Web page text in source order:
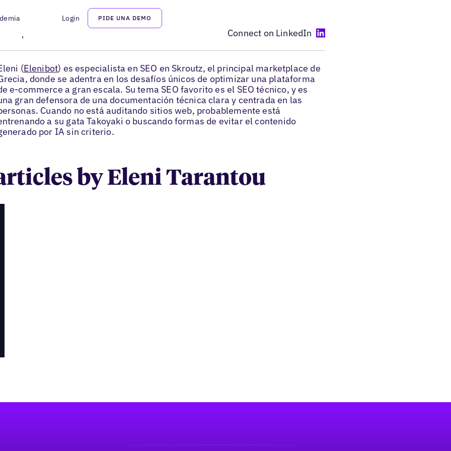
Login PIDE UNA DEMO
Tarantou
Connect on LinkedIn
(Elenibot) es especialista en SEO en Skroutz, el principal marketplace de
donde se adentra en los desafíos únicos de optimizar una plataforma
e-commerce a gran escala. Su tema SEO favorito es el SEO técnico, y es
gran defensora de una documentación técnica clara y centrada en las
Cuando no está auditando sitios web, probablemente está
a su gata Takoyaki o buscando formas de evitar el contenido
por IA sin criterio.
by Eleni Tarantou